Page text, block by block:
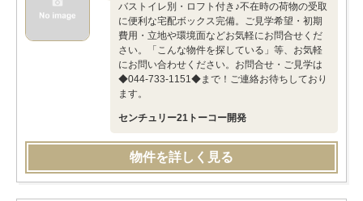
バストイレ別・ロフト付き♪不在時の荷物の受取
に便利な宅配ボックス完備。ご見学希望・初期
費用・立地や環境面などお気軽にお問合せくだ
さい。「こんな物件を探している」等、お気軽
にお問い合わせください。お問合せ・ご見学は
◆044-733-1151◆まで！ご連絡お待ちしており
ます。
センチュリー21トーコー開発
物件を詳しく見る